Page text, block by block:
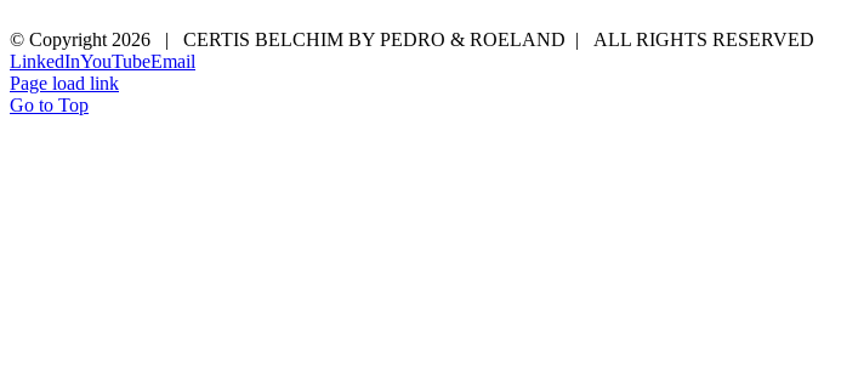
© Copyright 2026 | CERTIS BELCHIM BY PEDRO & ROELAND | ALL RIGHTS RESERVED
LinkedInYouTubeEmail
Page load link
Go to Top